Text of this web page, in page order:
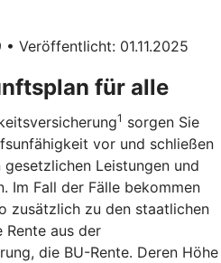
Veröffentlicht: 01.11.2025
für alle
1 sorgen Sie
vor und schließen
Leistungen und
Im Fall der Fälle bekommen
zusätzlich zu den staatlichen
Rente aus der
die BU-Rente. Deren Höhe